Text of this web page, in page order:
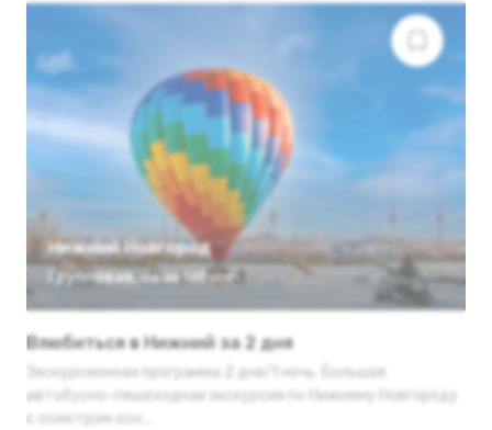
Нижний Новгород
Групповая, на автобусе
Влюбиться в Нижний за 2 дня
Экскурсионная программа 2 дня/1 ночь. Большая
автобусно-пешеходная экскурсия по Нижнему Новгороду
с осмотром осн...